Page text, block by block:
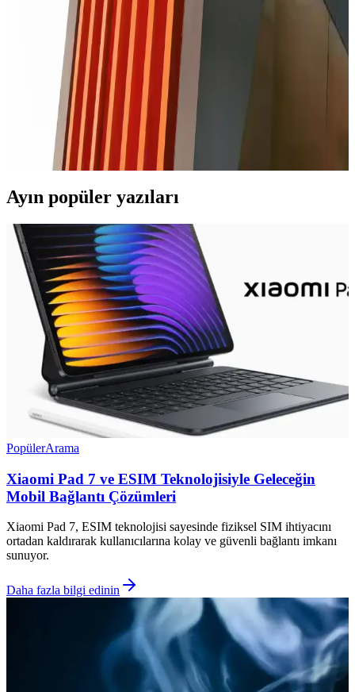
Xiaomi telefonlarda çağrı ekranı değiştirme süreci, doğru malzeme
ve dikkatli çalışma ile başarılı olur. Uzman desteği ve orijinal parça
kullanımı önemlidir.
iPhone 11 Cam Değişimi Süreci ve Dikkat Edilmesi
Gerekenler
iPhone 11 cam değişimi kısa sürede ve güvenilir şekilde yapılabilir.
Orijinal parça ve uzman teknisyen tercih edilmelidir, böylece
cihazınızın performansı ve garantisi korunur.
Ayın popüler yazıları
PopülerArama
Xiaomi Pad 7 ve ESIM Teknolojisiyle Geleceğin
Mobil Bağlantı Çözümleri
Xiaomi Pad 7, ESIM teknolojisi sayesinde fiziksel SIM ihtiyacını
ortadan kaldırarak kullanıcılarına kolay ve güvenli bağlantı imkanı
sunuyor.
Daha fazla bilgi edinin